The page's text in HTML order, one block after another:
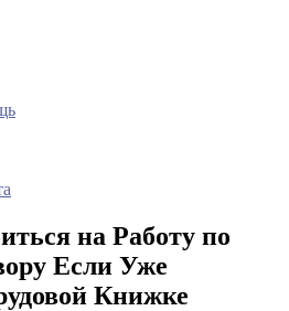
на Работу по
Если Уже
Книжке